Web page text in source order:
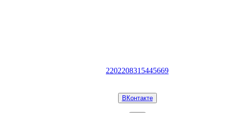
2202208315445669
ВКонтакте